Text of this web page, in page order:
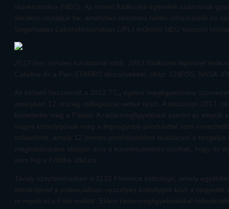
objektumokra (NEO). Az ismert földközeli égitestek számának
ábrákon mutatjuk be, amelyhez részletes háttér-információk és
Sugárhajtás Laboratóriumában (JPL) működő NEO központ
2017-ben minden korábbinál több, 2053 földközeli égitestet
Catalina és a Pan-STARRS távcsövekkel. (Kép: CNEOS, NASA
Az előadó beszámolt a 2012 TC 4 égitest megfigyelésére
amelyben 12 ország csillagászai vettek részt. A kisbolygó 2017.
közelítette meg a Földet. A radarmegfigyelések szerint az elnyúlt
vagyis kisbolygónak még a legnagyobb jóindulattal sem
sziklatömb, amely 12 perces periódusidővel bukdácsol a tengelye
meghatározása alapján arra a következtetésre jutottak, hogy az
nem fog a Földbe ütközni.
Tavaly szeptemberben a 3122 Florence kisbolygó, amely
átmérőjével a potenciálisan veszélyes kisbolygók közt a negyedik
re repült el a Föld mellett. Ekkor radarmegfigyelésekkel